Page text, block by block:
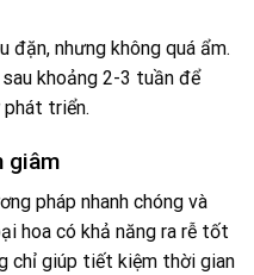
nhưng không quá ẩm.
khoảng 2-3 tuần để
triển.
giâm
pháp nhanh chóng và
hoa có khả năng ra rễ tốt
chỉ giúp tiết kiệm thời gian